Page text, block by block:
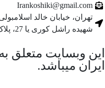
Irankoshiki@gmail.com
تهران، خیابان خالد
شهیده راشل کوری یا 27، پلاک 17، همکف
این وبسایت متعلق
ایران میباشد.